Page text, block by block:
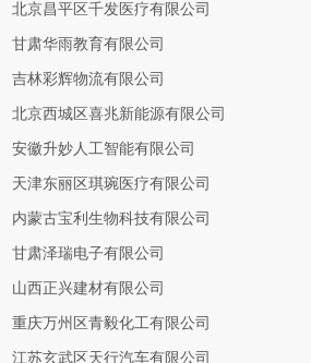
北京昌平区千发医疗有限公司
甘肃华雨教育有限公司
吉林彩辉物流有限公司
北京西城区喜兆新能源有限公司
安徽升妙人工智能有限公司
天津东丽区琪琬医疗有限公司
内蒙古宝利生物科技有限公司
甘肃泽瑞电子有限公司
山西正兴建材有限公司
重庆万州区青毅化工有限公司
江苏玄武区天行汽车有限公司